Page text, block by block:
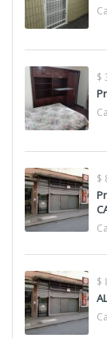
$
$
$